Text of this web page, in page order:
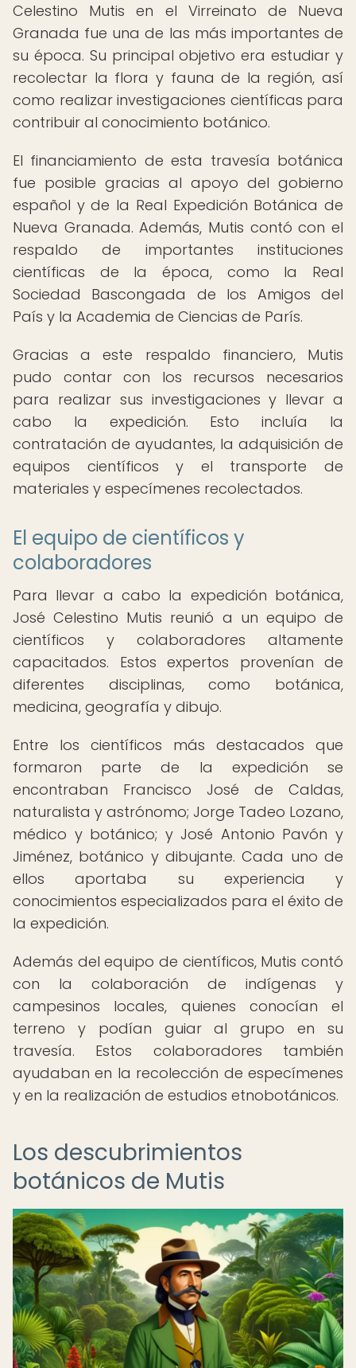
Celestino Mutis en el Virreinato de Nueva
Granada fue una de las más importantes de
su época. Su principal objetivo era estudiar y
recolectar la flora y fauna de la región, así
como realizar investigaciones científicas para
contribuir al conocimiento botánico.
El financiamiento de esta travesía botánica
fue posible gracias al apoyo del gobierno
español y de la Real Expedición Botánica de
Nueva Granada. Además, Mutis contó con el
respaldo de importantes instituciones
científicas de la época, como la Real
Sociedad Bascongada de los Amigos del
País y la Academia de Ciencias de París.
Gracias a este respaldo financiero, Mutis
pudo contar con los recursos necesarios
para realizar sus investigaciones y llevar a
cabo la expedición. Esto incluía la
contratación de ayudantes, la adquisición de
equipos científicos y el transporte de
materiales y especímenes recolectados.
El equipo de científicos y
colaboradores
Para llevar a cabo la expedición botánica,
José Celestino Mutis reunió a un equipo de
científicos y colaboradores altamente
capacitados. Estos expertos provenían de
diferentes disciplinas, como botánica,
medicina, geografía y dibujo.
Entre los científicos más destacados que
formaron parte de la expedición se
encontraban Francisco José de Caldas,
naturalista y astrónomo; Jorge Tadeo Lozano,
médico y botánico; y José Antonio Pavón y
Jiménez, botánico y dibujante. Cada uno de
ellos aportaba su experiencia y
conocimientos especializados para el éxito de
la expedición.
Además del equipo de científicos, Mutis contó
con la colaboración de indígenas y
campesinos locales, quienes conocían el
terreno y podían guiar al grupo en su
travesía. Estos colaboradores también
ayudaban en la recolección de especímenes
y en la realización de estudios etnobotánicos.
Los descubrimientos
botánicos de Mutis